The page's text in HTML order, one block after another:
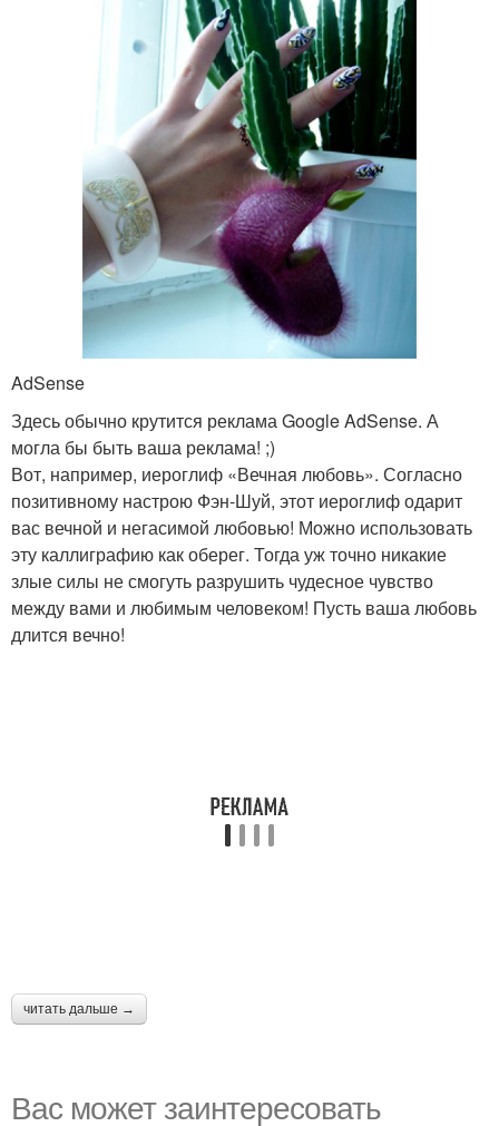
AdSense
Здесь обычно крутится реклама Google AdSense. А
могла бы быть ваша реклама! ;)
Вот, например, иероглиф «Вечная любовь». Согласно
позитивному настрою Фэн-Шуй, этот иероглиф одарит
вас вечной и негасимой любовью! Можно использовать
эту каллиграфию как оберег. Тогда уж точно никакие
злые силы не смогуть разрушить чудесное чувство
между вами и любимым человеком! Пусть ваша любовь
длится вечно!
читать дальше →
Вас может заинтересовать